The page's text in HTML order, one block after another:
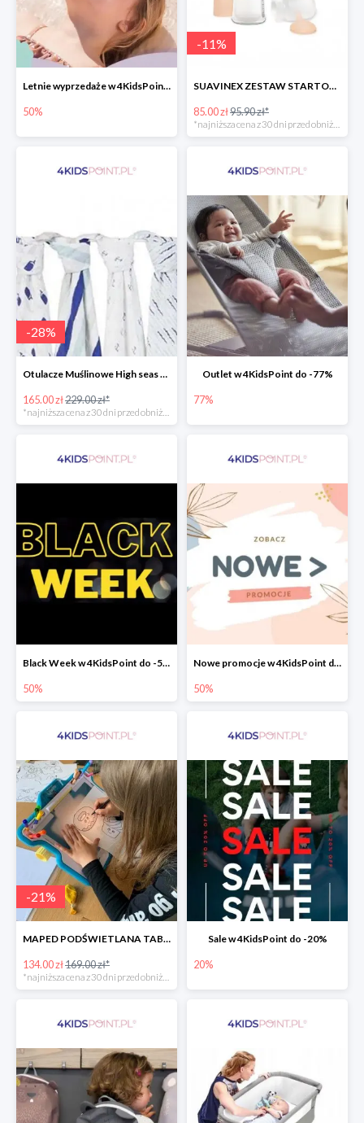
Letnie wyprzedaże w 4KidsPoint do -50%
50%
-11%
SUAVINEX ZESTAW STARTOWY BUTELKA ZERO ZERO 180 ML
85.00 zł95.90 zł*
-28%
Otulacze Muślinowe High seas 4 szt.
165.00 zł229.00 zł*
*najniższa cena z 30 dni przed obniżką
Outlet w 4KidsPoint do -77%
77%
Black Week w 4KidsPoint do -50%
50%
Nowe promocje w 4KidsPoint do -50%
50%
-21%
MAPED PODŚWIETLANA TABLICA DO RYSOWANIA LUMI BOARD CREATIV -21%
134.00 zł169.00 zł*
Sale w 4KidsPoint do -20%
20%